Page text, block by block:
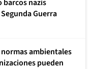
barcos nazis
Guerra
ambientales
pueden